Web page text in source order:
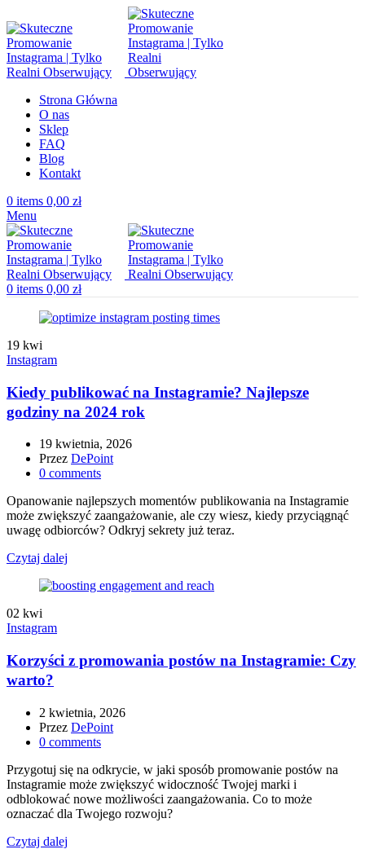
Strona Główna
O nas
Sklep
FAQ
Blog
Kontakt
0 items 0,00 zł
Menu
0 items 0,00 zł
19 kwi
Instagram
Kiedy publikować na Instagramie? Najlepsze
godziny na 2024 rok
19 kwietnia, 2026
Przez DePoint
0 comments
Opanowanie najlepszych momentów publikowania na Instagramie
może zwiększyć zaangażowanie, ale czy wiesz, kiedy przyciągnąć
uwagę odbiorców? Odkryj sekrety już teraz.
Czytaj dalej
02 kwi
Instagram
Korzyści z promowania postów na Instagramie: Czy
warto?
2 kwietnia, 2026
Przez DePoint
0 comments
Przygotuj się na odkrycie, w jaki sposób promowanie postów na
Instagramie może zwiększyć widoczność Twojej marki i
odblokować nowe możliwości zaangażowania. Co to może
oznaczać dla Twojego rozwoju?
Czytaj dalej